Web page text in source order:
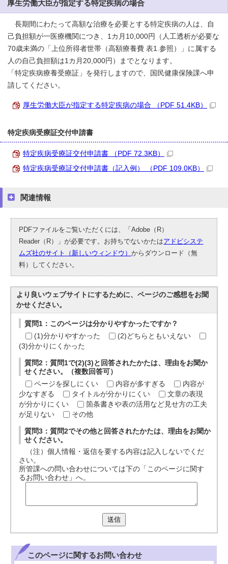
厚生労働大臣が指定する特定疾病の場合
長期間にわたって高額な治療を必要とする特定疾病の人は、自
己負担額が一医療機関につき、1カ月10,000円（人工透析が必要な
70歳未満の「上位所得者世帯（高額療養費 表1.参照）」に属する
人の自己負担額は1カ月20,000円）までとなります。
「特定疾病療養受療証」を発行しますので、国民健康保険課へ申
請してください。
厚生労働大臣が指定する特定疾病の場合 （PDF 51.4KB）
特定疾病受療証交付申請書
特定疾病受療証交付申請書 （PDF 72.3KB）
特定疾病受療証交付申請書（記入例） （PDF 109.0KB）
関連情報
PDFファイルをご覧いただくには、「Adobe（R）
Reader（R）」が必要です。お持ちでないかたはアドビシステ
ムズ社のサイト（新しいウィンドウ）からダウンロード（無
料）してください。
より良いウェブサイトにするために、ページのご感想をお聞
かせください。
質問1：このページは分かりやすかったですか？
(1)分かりやすかった
(2)どちらともいえない
(3)分かりにくかった
質問2：質問1で(2)(3)と回答されたかたは、理由をお聞か
せください。（複数回答可）
ページを探しにくい
内容が多すぎる
内容が
少なすぎる
タイトルが分かりにくい
文章の表現
が分かりにくい
箇条書きや表の活用など見せ方の工夫
が足りない
その他
質問3：質問2でその他と回答されたかたは、理由をお聞か
せください。
（注）個人情報・返信を要する内容は記入しないでくだ
さい。
所管課への問い合わせについては下の「このページに関す
るお問い合わせ」へ。
送信
このページに関するお問い合わせ